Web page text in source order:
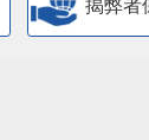
揭弊者